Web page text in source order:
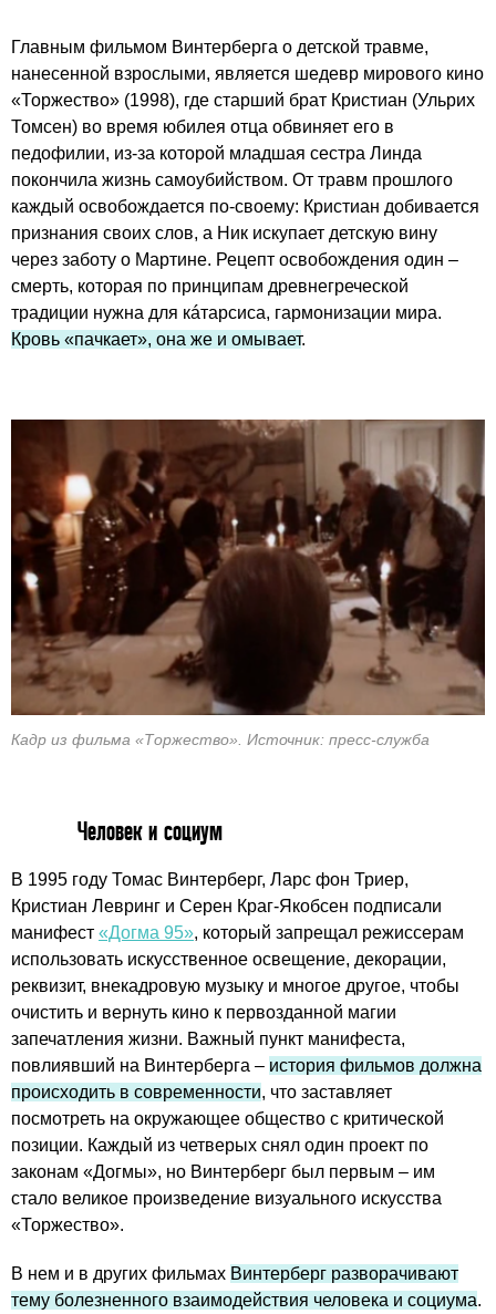
Главным фильмом Винтерберга о детской травме,
нанесенной взрослыми, является шедевр мирового кино
«Торжество» (1998), где старший брат Кристиан (Ульрих
Томсен) во время юбилея отца обвиняет его в
педофилии, из-за которой младшая сестра Линда
покончила жизнь самоубийством. От травм прошлого
каждый освобождается по-своему: Кристиан добивается
признания своих слов, а Ник искупает детскую вину
через заботу о Мартине. Рецепт освобождения один –
смерть, которая по принципам древнегреческой
традиции нужна для кáтарсиса, гармонизации мира.
Кровь «пачкает», она же и омывает.
Кадр из фильма «Торжество». Источник: пресс-служба
Человек и социум
В 1995 году Томас Винтерберг, Ларс фон Триер,
Кристиан Левринг и Серен Краг-Якобсен подписали
манифест «Догма 95», который запрещал режиссерам
использовать искусственное освещение, декорации,
реквизит, внекадровую музыку и многое другое, чтобы
очистить и вернуть кино к первозданной магии
запечатления жизни. Важный пункт манифеста,
повлиявший на Винтерберга – история фильмов должна
происходить в современности, что заставляет
посмотреть на окружающее общество с критической
позиции. Каждый из четверых снял один проект по
законам «Догмы», но Винтерберг был первым – им
стало великое произведение визуального искусства
«Торжество».
В нем и в других фильмах Винтерберг разворачивают
тему болезненного взаимодействия человека и социума.